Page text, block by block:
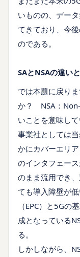
いものの、デー
てきており、今
のである。
SAとNSAの違い
では本題に戻り
か？ NSA：Non-
いことを意味して
事業社としては
かにカバーエリ
のインタフェー
のまま流用でき
ても導入障壁が
（EPC）と5Gの
成となっている
る。
しかしながら、